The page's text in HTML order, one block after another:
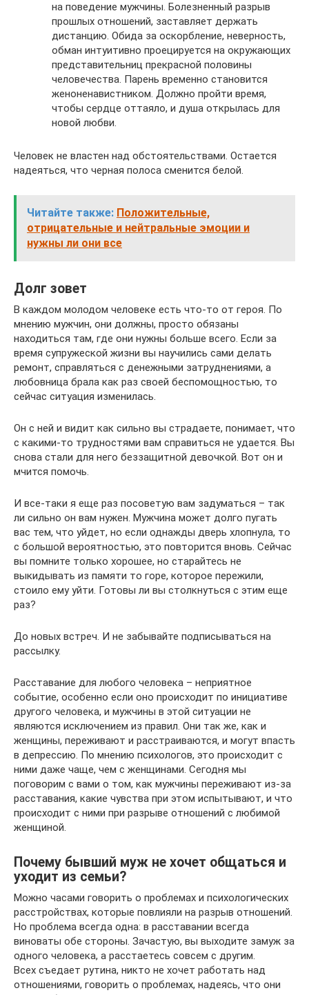
на поведение мужчины. Болезненный разрыв
прошлых отношений, заставляет держать
дистанцию. Обида за оскорбление, неверность,
обман интуитивно проецируется на окружающих
представительниц прекрасной половины
человечества. Парень временно становится
женоненавистником. Должно пройти время,
чтобы сердце оттаяло, и душа открылась для
новой любви.
Человек не властен над обстоятельствами. Остается
надеяться, что черная полоса сменится белой.
Читайте также: Положительные,
отрицательные и нейтральные эмоции и
нужны ли они все
Долг зовет
В каждом молодом человеке есть что-то от героя. По
мнению мужчин, они должны, просто обязаны
находиться там, где они нужны больше всего. Если за
время супружеской жизни вы научились сами делать
ремонт, справляться с денежными затруднениями, а
любовница брала как раз своей беспомощностью, то
сейчас ситуация изменилась.
Он с ней и видит как сильно вы страдаете, понимает, что
с какими-то трудностями вам справиться не удается. Вы
снова стали для него беззащитной девочкой. Вот он и
мчится помочь.
И все-таки я еще раз посоветую вам задуматься – так
ли сильно он вам нужен. Мужчина может долго пугать
вас тем, что уйдет, но если однажды дверь хлопнула, то
с большой вероятностью, это повторится вновь. Сейчас
вы помните только хорошее, но старайтесь не
выкидывать из памяти то горе, которое пережили,
стоило ему уйти. Готовы ли вы столкнуться с этим еще
раз?
До новых встреч. И не забывайте подписываться на
рассылку.
Расставание для любого человека – неприятное
событие, особенно если оно происходит по инициативе
другого человека, и мужчины в этой ситуации не
являются исключением из правил. Они так же, как и
женщины, переживают и расстраиваются, и могут впасть
в депрессию. По мнению психологов, это происходит с
ними даже чаще, чем с женщинами. Сегодня мы
поговорим с вами о том, как мужчины переживают из-за
расставания, какие чувства при этом испытывают, и что
происходит с ними при разрыве отношений с любимой
женщиной.
Почему бывший муж не хочет общаться и
уходит из семьи?
Можно часами говорить о проблемах и психологических
расстройствах, которые повлияли на разрыв отношений.
Но проблема всегда одна: в расставании всегда
виноваты обе стороны. Зачастую, вы выходите замуж за
одного человека, а расстаетесь совсем с другим.
Всех съедает рутина, никто не хочет работать над
отношениями, говорить о проблемах, надеясь, что они